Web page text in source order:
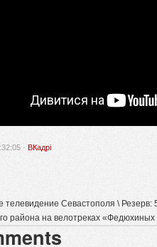
· ВКадрі
телевидение Севастополя \ Резерв:
района на велотреках